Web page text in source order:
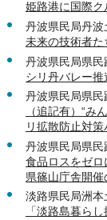
姫路港に国際ク
丹波県民局丹波
未来の技術者た
丹波県民局県
シリ丹バレー
丹波県民局県
（追記有）“み
リ拡散防止対
丹波県民局県民
食品ロスをゼ
県篠山庁舎開催
淡路県民局洲
「淡路島暮ら